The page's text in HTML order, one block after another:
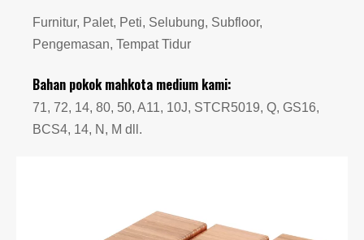
Furnitur, Palet, Peti, Selubung, Subfloor,
Pengemasan, Tempat Tidur
Bahan pokok mahkota medium kami:
71, 72, 14, 80, 50, A11, 10J, STCR5019, Q, GS16,
BCS4, 14, N, M dll.